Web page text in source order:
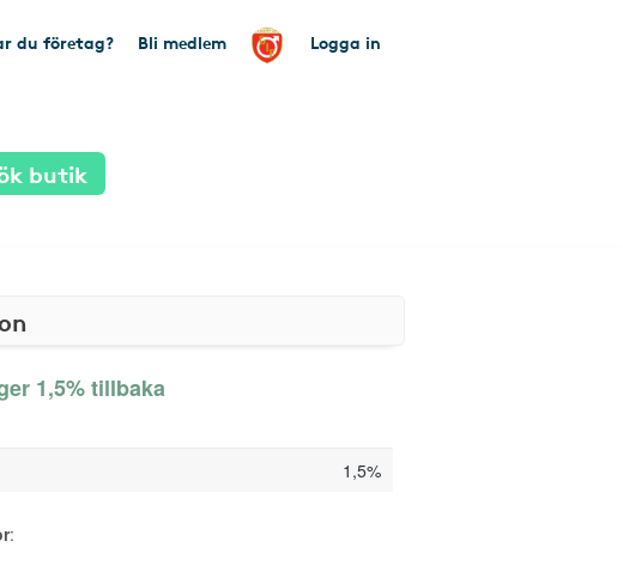
du företag? Bli medlem Logga in
butik
1,5% tillbaka
1,5%
: